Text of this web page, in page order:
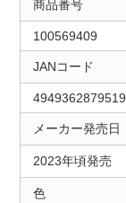
商品番号
100569409
JANコード
4949362879519
メーカー発売日
2023年頃発売
色